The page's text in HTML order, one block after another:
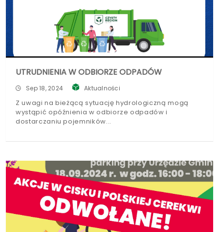
UTRUDNIENIA W ODBIORZE ODPADÓW
Sep 18, 2024 Aktualności
Z uwagi na bieżącą sytuację hydrologiczną mogą
wystąpić opóźnienia w odbiorze odpadów i
dostarczaniu pojemników